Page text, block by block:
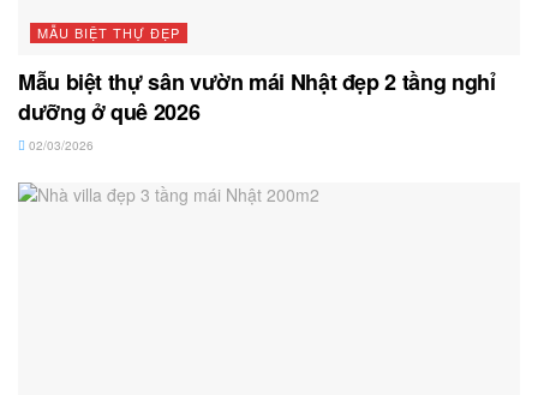
MẪU BIỆT THỰ ĐẸP
Mẫu biệt thự sân vườn mái Nhật đẹp 2 tầng nghỉ
dưỡng ở quê 2026
02/03/2026